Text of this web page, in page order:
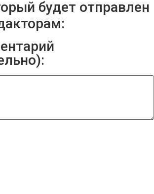
будет отправлен